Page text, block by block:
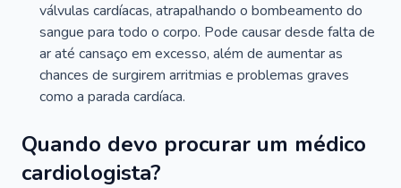
válvulas cardíacas, atrapalhando o bombeamento do
sangue para todo o corpo. Pode causar desde falta de
ar até cansaço em excesso, além de aumentar as
chances de surgirem arritmias e problemas graves
como a parada cardíaca.
Quando devo procurar um médico
cardiologista?